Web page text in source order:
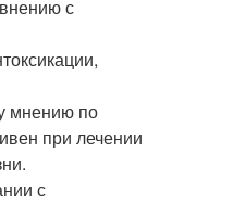
с
мнению по
при лечении
с